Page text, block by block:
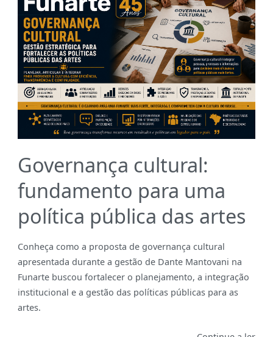
Governança cultural:
fundamento para uma
política pública das artes
Conheça como a proposta de governança cultural
apresentada durante a gestão de Dante Mantovani na
Funarte buscou fortalecer o planejamento, a integração
institucional e a gestão das políticas públicas para as
artes.